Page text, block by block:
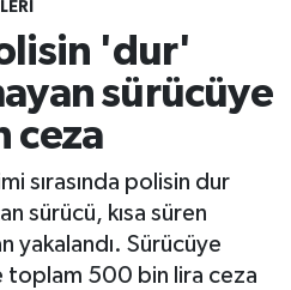
'dur'
sürücüye
ceza
sırasında polisin dur
sürücü, kısa süren
yakalandı. Sürücüye
toplam 500 bin lira ceza
ve Fikstür